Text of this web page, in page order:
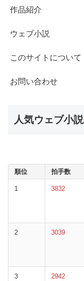
作品紹介
ウェブ小説
このサイトについて
お問い合わせ
人気ウェブ小説
順位 拍手数
1 3832
2 3039
3 2942